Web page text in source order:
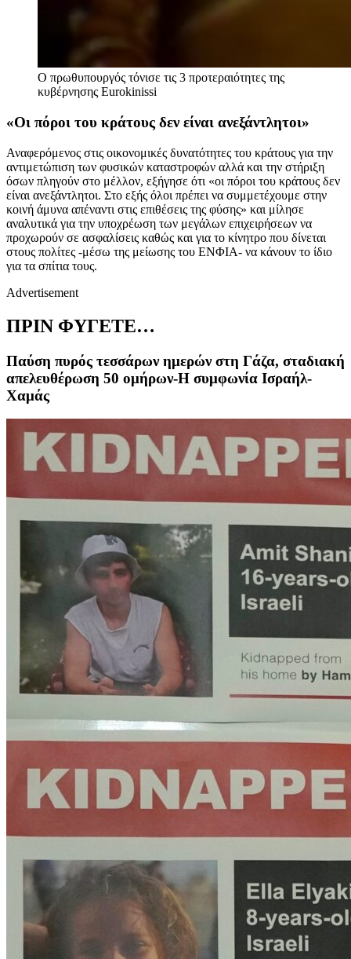
Ο πρωθυπουργός τόνισε τις 3 προτεραιότητες της
κυβέρνησης Eurokinissi
«Οι πόροι του κράτους δεν είναι ανεξάντλητοι»
Αναφερόμενος στις οικονομικές δυνατότητες του κράτους για την
αντιμετώπιση των φυσικών καταστροφών αλλά και την στήριξη
όσων πληγούν στο μέλλον, εξήγησε ότι «οι πόροι του κράτους δεν
είναι ανεξάντλητοι. Στο εξής όλοι πρέπει να συμμετέχουμε στην
κοινή άμυνα απέναντι στις επιθέσεις της φύσης» και μίλησε
αναλυτικά για την υποχρέωση των μεγάλων επιχειρήσεων να
προχωρούν σε ασφαλίσεις καθώς και για το κίνητρο που δίνεται
στους πολίτες -μέσω της μείωσης του ΕΝΦΙΑ- να κάνουν το ίδιο
για τα σπίτια τους.
Advertisement
ΠΡΙΝ ΦΥΓΕΤΕ…
Παύση πυρός τεσσάρων ημερών στη Γάζα, σταδιακή
απελευθέρωση 50 ομήρων-Η συμφωνία Ισραήλ-
Χαμάς